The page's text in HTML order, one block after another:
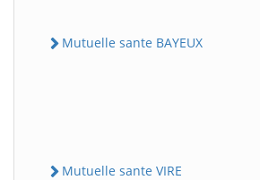
Mutuelle sante BAYEUX
Mutuelle sante VIRE